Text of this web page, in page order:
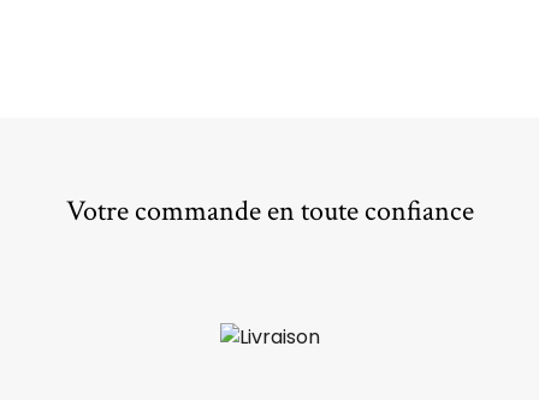
Votre commande en toute confiance